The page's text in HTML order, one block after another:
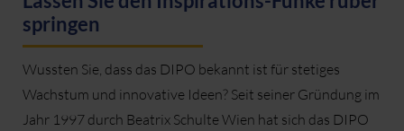
springen
Wussten Sie, dass das DIPO bekannt ist für stetiges
Wachstum und innovative Ideen? Seit seiner Gründung im
Jahr 1997 durch Beatrix Schulte Wien hat sich das DIPO